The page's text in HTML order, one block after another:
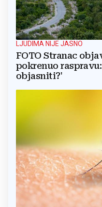
LJUDIMA NIJE JASNO
FOTO Stranac
pokrenuo
objasniti?'